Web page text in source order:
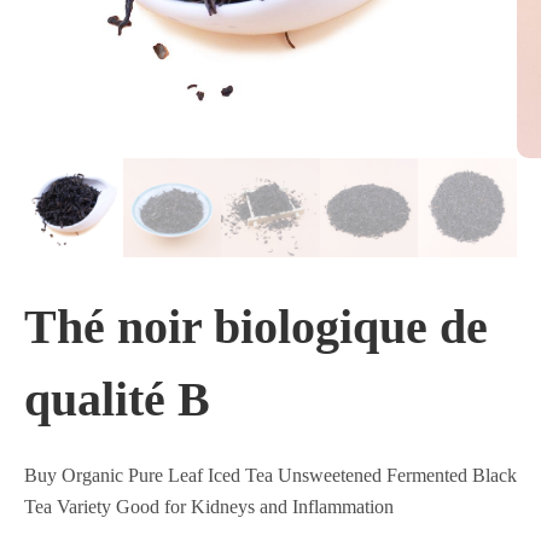
Thé noir biologique de
qualité B
Buy Organic Pure Leaf Iced Tea Unsweetened Fermented Black
Tea Variety Good for Kidneys and Inflammation